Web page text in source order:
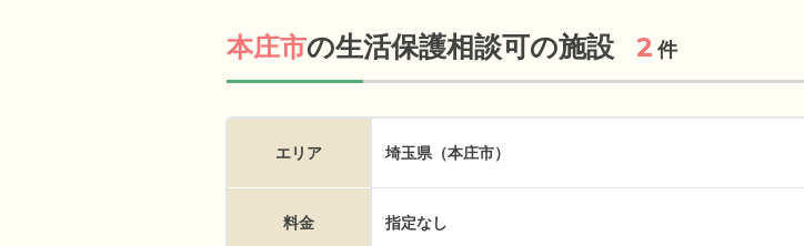
本庄市の生活保護相談可の施設 2 件
エリア 埼玉県（本庄市）
料金 指定なし